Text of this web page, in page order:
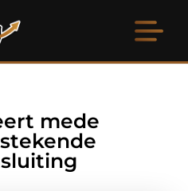
mede